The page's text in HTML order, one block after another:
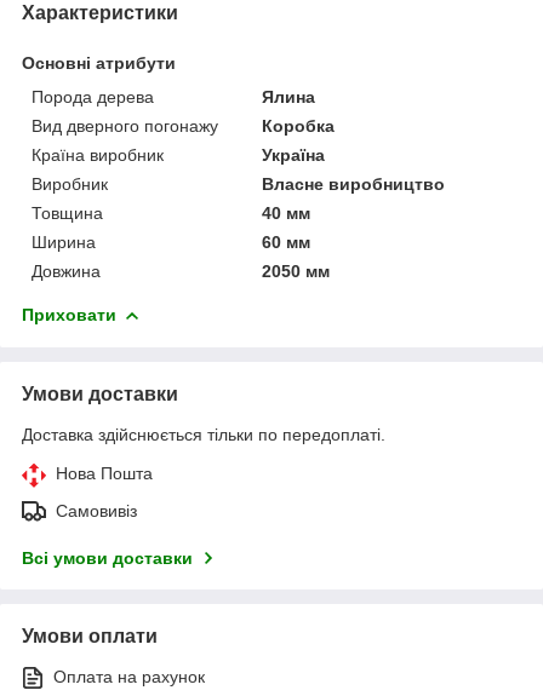
Характеристики
Основні атрибути
Порода дерева
Ялина
Вид дверного погонажу
Коробка
Країна виробник
Україна
Виробник
Власне виробництво
Товщина
40 мм
Ширина
60 мм
Довжина
2050 мм
Приховати
Умови доставки
Доставка здійснюється тільки по передоплаті.
Нова Пошта
Самовивіз
Всі умови доставки
Умови оплати
Оплата на рахунок